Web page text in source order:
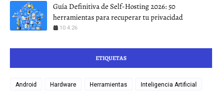
Guía Definitiva de Self-Hosting 2026: 50
herramientas para recuperar tu privacidad
10.4.26
ETIQUETAS
Android Hardware Herramientas Inteligencia Artificial